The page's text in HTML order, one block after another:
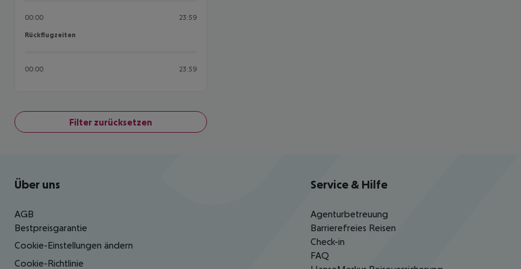
00:00 23:59
Rückflugzeiten
Rückflugzeiten
00:00 23:59
Filter zurücksetzen
Footer navigation
Über uns
AGB
Bestpreisgarantie
Cookie-Einstellungen ändern
Cookie-Richtlinie
Service & Hilfe
Agenturbetreuung
Barrierefreies Reisen
Check-in
FAQ